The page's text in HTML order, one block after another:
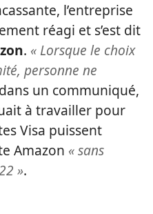
l’entreprise
réagi et s’est dit
. « Lorsque le choix
personne ne
un communiqué,
à travailler pour
Visa puissent
Amazon « sans
».